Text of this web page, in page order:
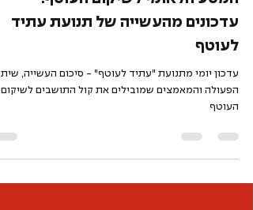
המסע הלאומי לשיקום העוטף:
עדכונים מהעשייה של תנועת עתיד
לעוטף
עדכון יומי מתנועת "עתיד לעוטף" - סיכום העשייה,
העוטף